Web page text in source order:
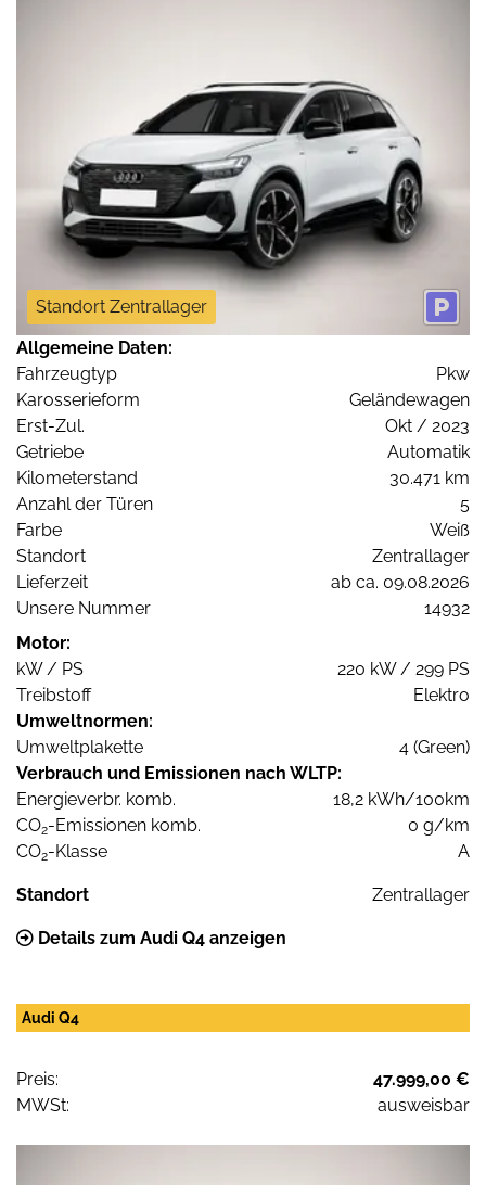
Standort Zentrallager
Allgemeine Daten:
Fahrzeugtyp
Pkw
Karosserieform
Geländewagen
Erst-Zul.
Okt / 2023
Getriebe
Automatik
Kilometerstand
30.471 km
Anzahl der Türen
5
Farbe
Weiß
Standort
Zentrallager
Lieferzeit
ab ca. 09.08.2026
Unsere Nummer
14932
Motor:
kW / PS
220 kW / 299 PS
Treibstoff
Elektro
Umweltnormen:
Umweltplakette
4 (Green)
Verbrauch und Emissionen nach WLTP:
Energieverbr. komb.
18,2 kWh/100km
CO2-Emissionen komb.
0 g/km
CO2-Klasse A
Standort Zentrallager
Details zum Audi Q4 anzeigen
Audi Q4
Preis:
47.999,00 €
MWSt:
ausweisbar